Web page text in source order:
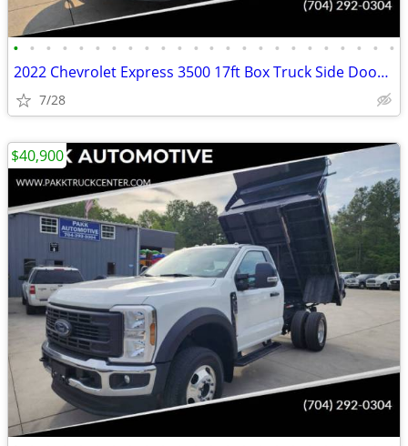
• • • • • • • • • • • • • • • • • • • • • • • •
2022 Chevrolet Express 3500 17ft Box Truck Side Door Delivery Van
7/28
$40,900